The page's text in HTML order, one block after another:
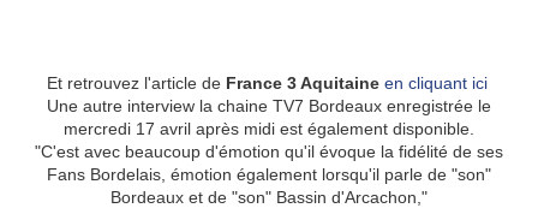
Et retrouvez l'article de France 3 Aquitaine en cliquant ici
Une autre interview la chaine TV7 Bordeaux enregistrée le
mercredi 17 avril après midi est également disponible.
"C'est avec beaucoup d'émotion qu'il évoque la fidélité de ses
Fans Bordelais, émotion également lorsqu'il parle de "son"
Bordeaux et de "son" Bassin d'Arcachon,"